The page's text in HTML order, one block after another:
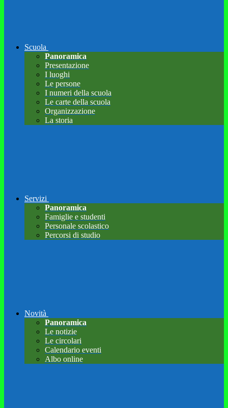
Scuola
Panoramica
Presentazione
I luoghi
Le persone
I numeri della scuola
Le carte della scuola
Organizzazione
La storia
Servizi
Panoramica
Famiglie e studenti
Personale scolastico
Percorsi di studio
Novità
Panoramica
Le notizie
Le circolari
Calendario eventi
Albo online